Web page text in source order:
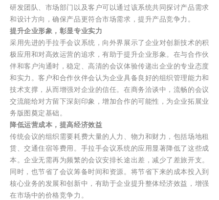
研发团队、市场部门以及客户可以通过该系统共同探讨产品需求
和设计方向，确保产品更符合市场需求，提升产品竞争力。
提升企业形象，彰显专业实力
采用先进的手拉手会议系统，向外界展示了企业对创新技术的积
极应用和对高效运营的追求，有助于提升企业形象。在与合作伙
伴和客户沟通时，稳定、高清的会议体验传递出企业的专业态度
和实力。客户和合作伙伴会认为企业具备良好的组织管理能力和
技术支撑，从而增强对企业的信任。在商务洽谈中，流畅的会议
交流能给对方留下深刻印象，增加合作的可能性，为企业拓展业
务版图奠定基础。
降低运营成本，提高经济效益
传统会议的组织需要耗费大量的人力、物力和财力，包括场地租
赁、交通住宿等费用。手拉手会议系统的应用显著降低了这些成
本。企业无需再为频繁的会议安排长途出差，减少了差旅开支。
同时，也节省了会议筹备时间和资源。将节省下来的成本投入到
核心业务的发展和创新中，有助于企业提升整体经济效益，增强
在市场中的价格竞争力。